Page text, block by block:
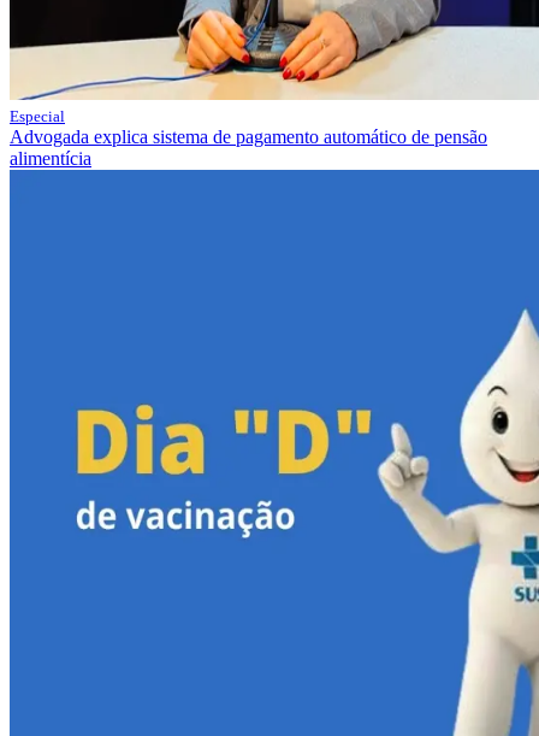
Especial
Advogada explica sistema de pagamento automático de pensão
alimentícia